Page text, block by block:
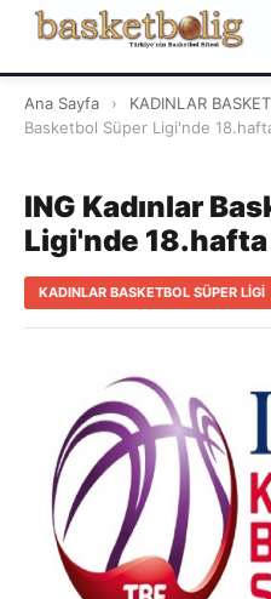
Ana Sayfa › KADINLAR
Basketbol Süper Ligi'nde
ING Kadınlar
Ligi'nde 18.hafta
KADINLAR BASKETBOL SÜPER LİGİ